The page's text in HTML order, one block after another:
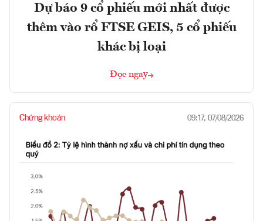
Dự báo 9 cổ phiếu mới nhất được
thêm vào rổ FTSE GEIS, 5 cổ phiếu
khác bị loại
Đọc ngay
Chứng khoán 09:17, 07/08/2026